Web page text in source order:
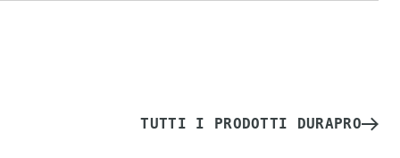
TUTTI I PRODOTTI DURAPRO